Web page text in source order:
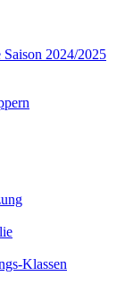
2024/2025
Klassen